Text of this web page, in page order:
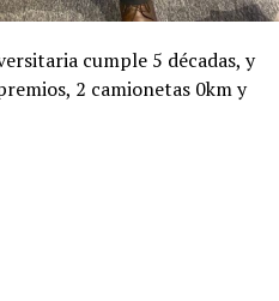
cumple 5 décadas, y
2 camionetas 0km y